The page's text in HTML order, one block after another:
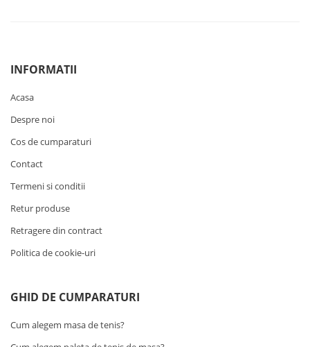
INFORMATII
Acasa
Despre noi
Cos de cumparaturi
Contact
Termeni si conditii
Retur produse
Retragere din contract
Politica de cookie-uri
GHID DE CUMPARATURI
Cum alegem masa de tenis?